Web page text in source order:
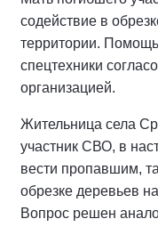
содействие в
территории.
спецтехники
организацией.
Жительница села
участник СВО, в
вести пропавшим,
обрезке деревьев
Вопрос решен